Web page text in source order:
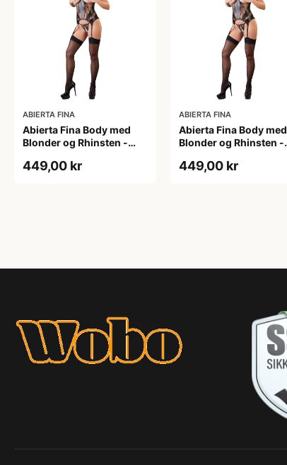
ABIERTA FINA
Abierta Fina Body med
Blonder og Rhinsten -
449,00 kr
ABIERTA FINA
Abierta Fina Body med
Blonder og Rhinsten -
449,00 kr